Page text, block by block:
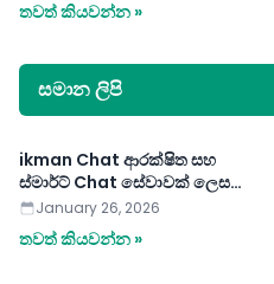
තවත් කියවන්න »
සමාන ලිපි
ikman Chat ආරක්ෂිත සහ
ස්මාර්ට් Chat සේවාවක් ලෙස
අලුත් වෙයි
January 26, 2026
තවත් කියවන්න »